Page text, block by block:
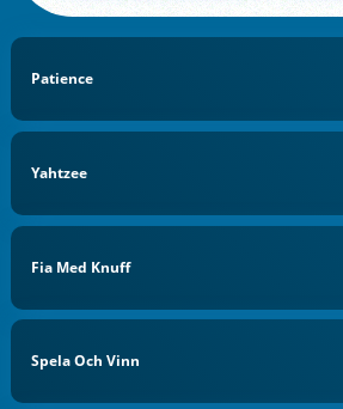
Patience
Yahtzee
Fia Med Knuff
Spela Och Vinn